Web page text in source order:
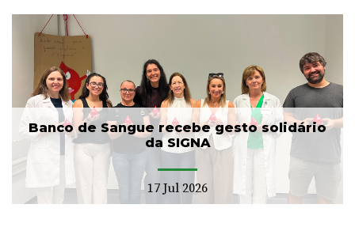
Banco de Sangue recebe gesto solidário
da SIGNA
17 Jul 2026